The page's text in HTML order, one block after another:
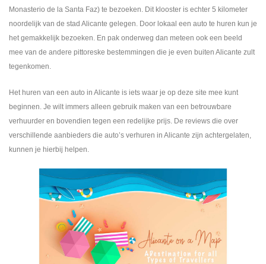
Monasterio de la Santa Faz) te bezoeken. Dit klooster is echter 5 kilometer
noordelijk van de stad Alicante gelegen. Door lokaal een auto te huren kun je
het gemakkelijk bezoeken. En pak onderweg dan meteen ook een beeld
mee van de andere pittoreske bestemmingen die je even buiten Alicante zult
tegenkomen.
Het huren van een auto in Alicante is iets waar je op deze site mee kunt
beginnen. Je wilt immers alleen gebruik maken van een betrouwbare
verhuurder en bovendien tegen een redelijke prijs. De reviews die over
verschillende aanbieders die auto’s verhuren in Alicante zijn achtergelaten,
kunnen je hierbij helpen.